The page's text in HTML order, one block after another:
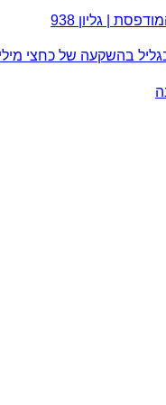
| גליון 938
בהשקעה של כחצי